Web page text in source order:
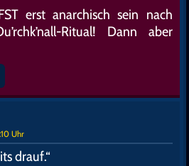
erst anarchisch sein nach
Ritual! Dann aber
Uhr
drauf.“